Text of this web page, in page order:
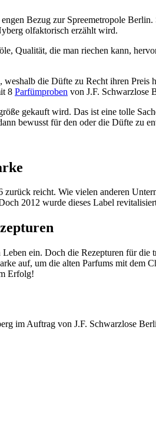
Bezug zur Spreemetropole
olfaktorisch erzählt wird.
Qualität, die man riechen kann,
die Düfte zu Recht ihren
8 Parfümproben von J.F. Schwarzlose
gekauft wird. Das ist eine tolle
bewusst für den oder die Düfte zu
reicht. Wie vielen anderen
2012 wurde dieses Label
ein. Doch die Rezepturen für
auf, um die alten Parfums mit dem
Erfolg!
im Auftrag von J.F. Schwarzlose